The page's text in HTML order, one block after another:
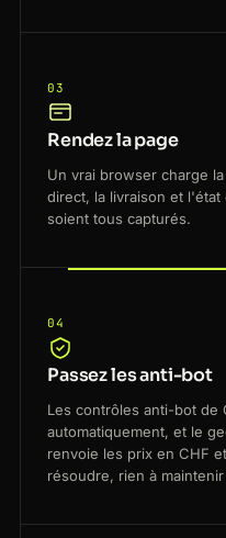
03
Rendez la page
Un vrai browser charge
direct, la livraison et
soient tous capturés.
04
Passez les anti-bot
Les contrôles anti-bot de
automatiquement, et le
renvoie les prix en CHF
résoudre, rien à